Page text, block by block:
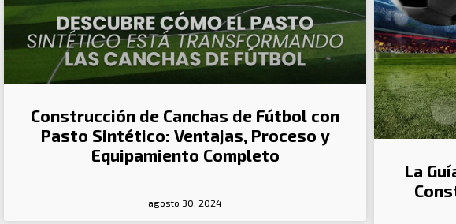
Construcción de Canchas de Fútbol con
Pasto Sintético: Ventajas, Proceso y
Equipamiento Completo
agosto 30, 2024
La